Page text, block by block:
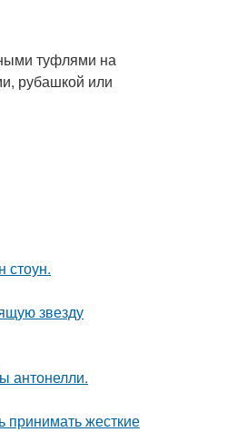
туфлями на
рубашкой или
стоун.
звезду
антонелли.
принимать жесткие